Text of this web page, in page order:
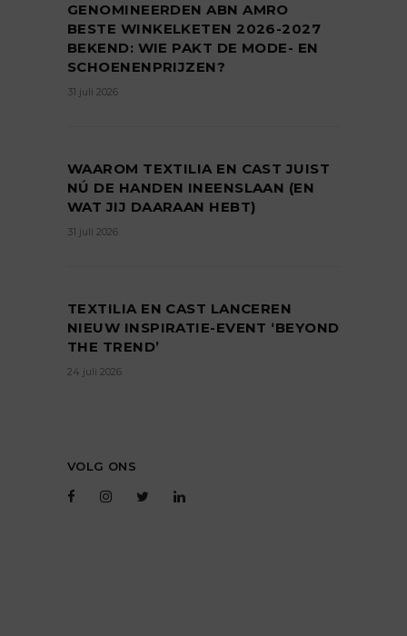
GENOMINEERDEN ABN AMRO
BESTE WINKELKETEN 2026-2027
BEKEND: WIE PAKT DE MODE- EN
SCHOENENPRIJZEN?
31 juli 2026
WAAROM TEXTILIA EN CAST JUIST
NÚ DE HANDEN INEENSLAAN (EN
WAT JIJ DAARAAN HEBT)
31 juli 2026
TEXTILIA EN CAST LANCEREN
NIEUW INSPIRATIE-EVENT ‘BEYOND
THE TREND’
24 juli 2026
VOLG ONS